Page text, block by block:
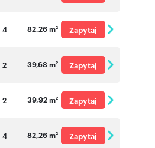
4 82,26 m2
Zapytaj
2 39,68 m2
Zapytaj
2 39,92 m2
Zapytaj
4 82,26 m2 Zapytaj